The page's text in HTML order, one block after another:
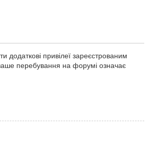
додаткові привілеї зареєстрованим
перебування на форумі означає